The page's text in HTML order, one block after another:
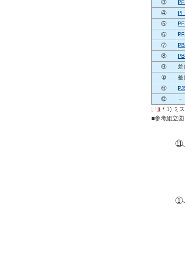
③
④
⑤
⑥
⑦
⑧
⑨
差
➉
差
⑪
⑫
－
[ ! ](＊1) ミ
■参考組立図